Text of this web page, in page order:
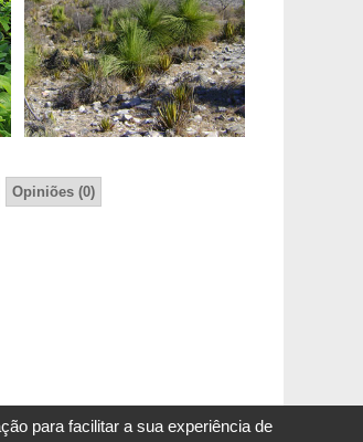
Opiniões (0)
para facilitar a sua experiência de